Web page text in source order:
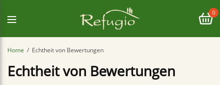
0
Home Echtheit von Bewertungen
Echtheit von Bewertungen